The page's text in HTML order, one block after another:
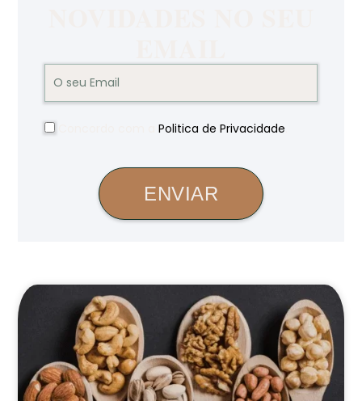
Politica de Privacidade
ENVIAR